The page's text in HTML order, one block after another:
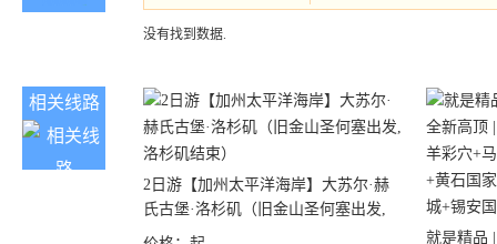
没有找到数据.
相关线路
2日游【加州太平洋海岸】大苏尔·赫
氏古堡·洛杉矶（旧金山圣何塞出发,
洛杉矶结束）
就是精品